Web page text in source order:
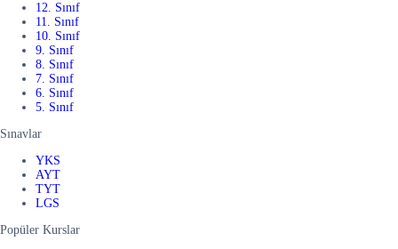
12. Sınıf
11. Sınıf
10. Sınıf
9. Sınıf
8. Sınıf
7. Sınıf
6. Sınıf
5. Sınıf
Sınavlar
YKS
AYT
TYT
LGS
Popüler Kurslar